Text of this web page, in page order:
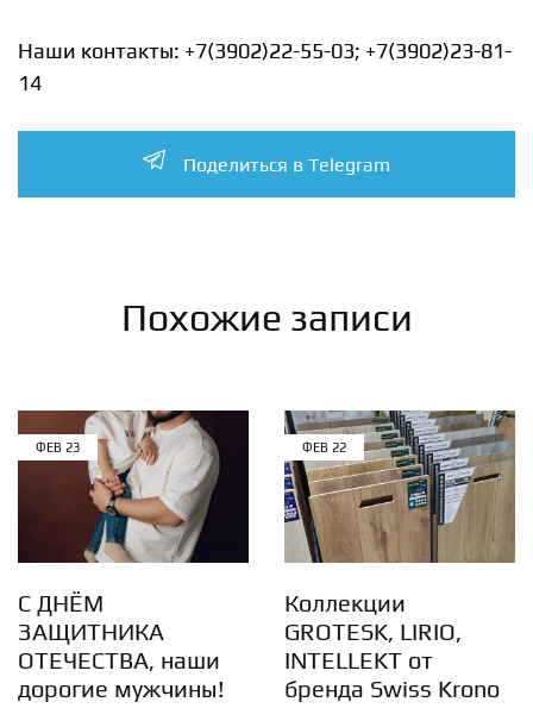
Наши контакты: +7(3902)22-55-03; +7(3902)23-81-
14
Поделиться в Telegram
Похожие записи
ФЕВ 23
С ДНЁМ
ЗАЩИТНИКА
ОТЕЧЕСТВА, наши
дорогие мужчины!
ФЕВ 22
Коллекции
GROTESK, LIRIO,
INTELLEKT от
бренда Swiss Krono